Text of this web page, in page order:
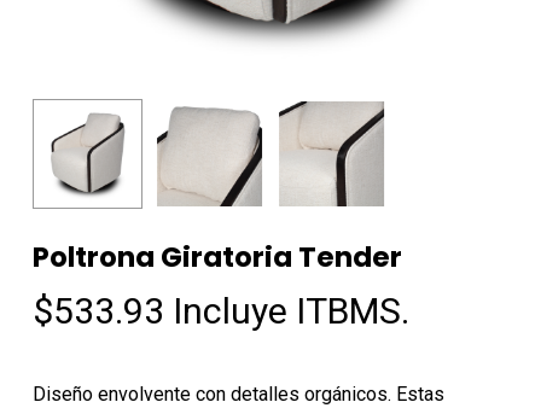
Poltrona Giratoria Tender
$533.93 Incluye ITBMS.
Diseño envolvente con detalles orgánicos. Estas